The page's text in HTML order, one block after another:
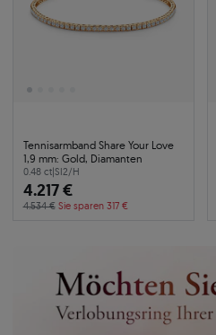
Tennisarmband Share Your Love
1,9 mm: Gold, Diamanten
0.48 ct|SI2/H
4.217 €
4.534 € Sie sparen 317 €